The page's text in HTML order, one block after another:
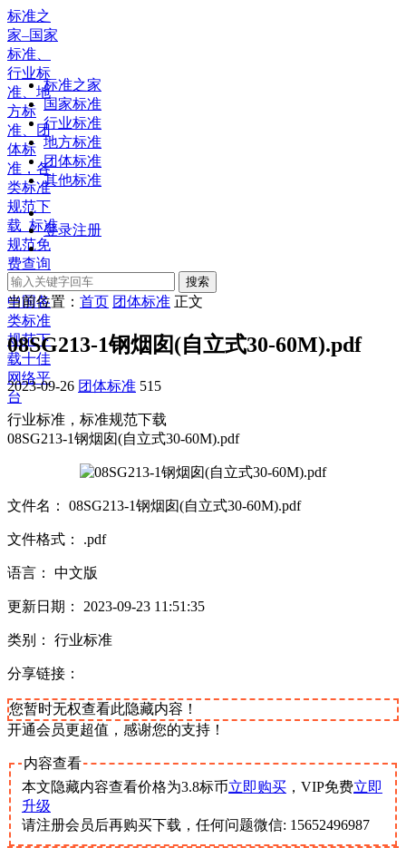
标准之
家–国家
标准、
行业标
准、地
方标
准、团
体标
准，各
类标准
规范下
载_标准
规范免
费查询
下载，
中国各
类标准
规范下
载十佳
网络平
台
标准之家
国家标准
行业标准
地方标准
团体标准
其他标准
登录注册
搜索
当前位置： 首页 团体标准 正文
08SG213-1钢烟囱(自立式30-60M).pdf
2023-09-26 团体标准 515
行业标准，标准规范下载
08SG213-1钢烟囱(自立式30-60M).pdf
文件名： 08SG213-1钢烟囱(自立式30-60M).pdf
文件格式： .pdf
语言： 中文版
更新日期： 2023-09-23 11:51:35
类别： 行业标准
分享链接：
您暂时无权查看此隐藏内容！
开通会员更超值，感谢您的支持！
内容查看
本文隐藏内容查看价格为3.8标币立即购买 ，VIP免费立即
升级
请注册会员后再购买下载，任何问题微信: 15652496987